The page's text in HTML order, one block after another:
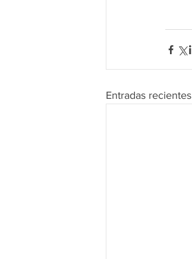
Entradas recientes